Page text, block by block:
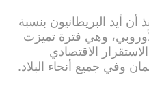
أيد البريطانيون بنسبة
وهي فترة تميزت
الاقتصادي
وفي جميع أنحاء البلاد.